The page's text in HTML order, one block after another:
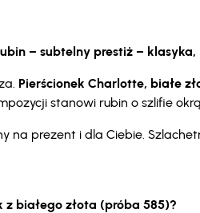
– subtelny prestiż –
Pierścionek Charlotte, białe
stanowi rubin o szlifie
na prezent i dla Ciebie.
białego złota (próba 585)?